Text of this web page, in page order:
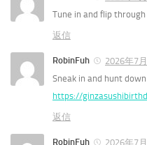
Tune in and flip
返信
RobinFuh
2026年7
Sneak in and hunt
https://
返信
RobinFuh 2026年7